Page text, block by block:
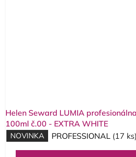
Helen Seward LUMIA
100ml č.00 - EXTRA WHITE
NOVINKA PROFESSIONAL (17 ks)